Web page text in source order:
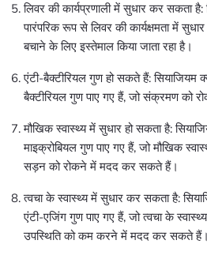
लिवर की कार्यप्रणाली में सुधार कर सकता है:
पारंपरिक रूप से लिवर की कार्यक्षमता में
बचाने के लिए इस्तेमाल किया जाता रहा है।
एंटी-बैक्टीरियल गुण हो सकते हैं: सियाजियम
बैक्टीरियल गुण पाए गए हैं, जो संक्रमण को
मौखिक स्वास्थ्य में सुधार हो सकता है:
माइक्रोबियल गुण पाए गए हैं, जो मौखिक
सड़न को रोकने में मदद कर सकते हैं।
त्वचा के स्वास्थ्य में सुधार कर सकता है:
एंटी-एजिंग गुण पाए गए हैं, जो त्वचा के
उपस्थिति को कम करने में मदद कर सकते हैं।